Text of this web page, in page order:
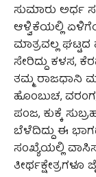
ಸುಮಾರು ಅರ್ಧ
ಆಳ್ವಿಕೆಯಲ್ಲಿ
ಮಾತ್ರವಲ್ಲ
ಸೇರಿದ್ದು ಕಳಸ,
ತಮ್ಮ ರಾಜಧಾನಿ
ಹೊಂಬುಚ,
ಪಂಜ, ಕುಕ್ಕೆ
ಬೆಳೆದಿದ್ದು ಈ
ಸಂಖ್ಯೆಯಲ್ಲಿ